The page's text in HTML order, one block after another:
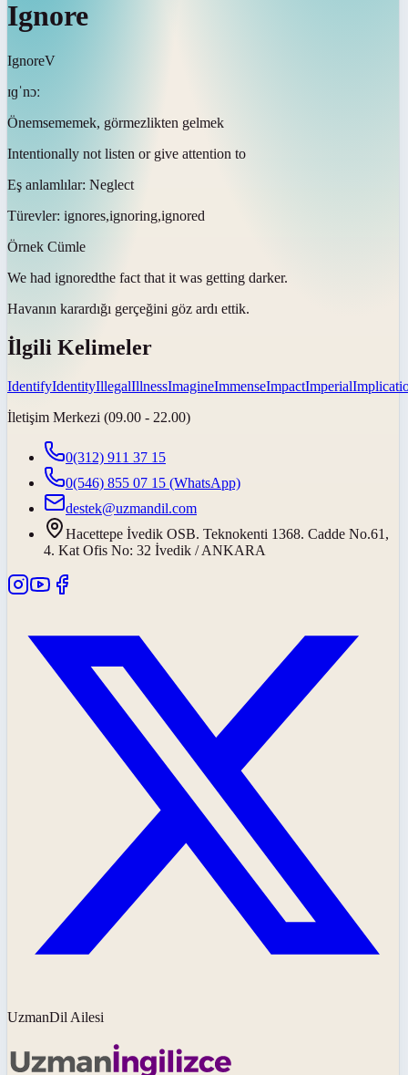
Ignore
IgnoreV
ɪɡˈnɔː
Önemsememek, görmezlikten gelmek
Intentionally not listen or give attention to
Eş anlamlılar: Neglect
Türevler: ignores,ignoring,ignored
Örnek Cümle
We had ignoredthe fact that it was getting darker.
Havanın karardığı gerçeğini göz ardı ettik.
İlgili Kelimeler
IdentifyIdentityIllegalIllnessImagineImmenseImpactImperial
İletişim Merkezi (09.00 - 22.00)
0(312) 911 37 15
0(546) 855 07 15 (WhatsApp)
destek@uzmandil.com
Hacettepe İvedik OSB. Teknokenti 1368. Cadde No.61,
4. Kat Ofis No: 32 İvedik / ANKARA
UzmanDil Ailesi